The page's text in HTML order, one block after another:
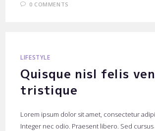
0 COMMENTS
LIFESTYLE
Quisque nisl felis
tristique
Lorem ipsum dolor sit amet, consectetur
Integer nec odio. Praesent libero. Sed